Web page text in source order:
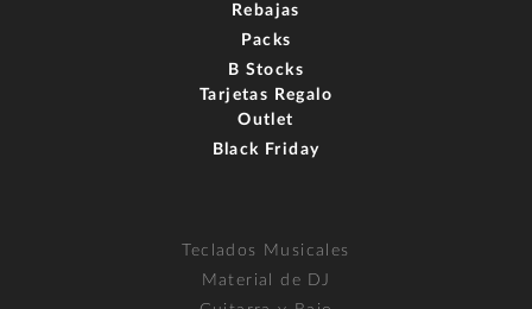
Rebajas
Packs
B Stocks
Tarjetas Regalo
Outlet
Black Friday
Teclados Musicales
Material de DJ